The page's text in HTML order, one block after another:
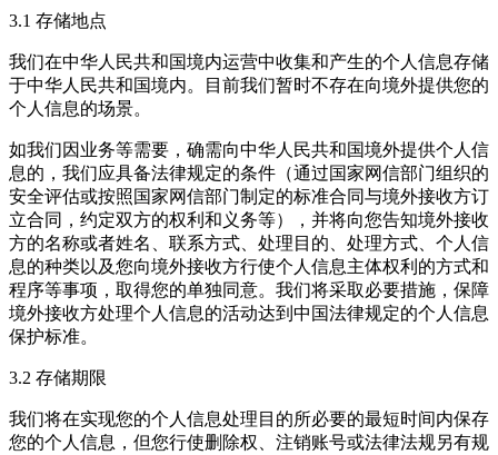
3.1 存储地点
我们在中华人民共和国境内运营中收集和产生的个人信息存储
于中华人民共和国境内。目前我们暂时不存在向境外提供您的
个人信息的场景。
如我们因业务等需要，确需向中华人民共和国境外提供个人信
息的，我们应具备法律规定的条件（通过国家网信部门组织的
安全评估或按照国家网信部门制定的标准合同与境外接收方订
立合同，约定双方的权利和义务等），并将向您告知境外接收
方的名称或者姓名、联系方式、处理目的、处理方式、个人信
息的种类以及您向境外接收方行使个人信息主体权利的方式和
程序等事项，取得您的单独同意。我们将采取必要措施，保障
境外接收方处理个人信息的活动达到中国法律规定的个人信息
保护标准。
3.2 存储期限
我们将在实现您的个人信息处理目的所必要的最短时间内保存
您的个人信息，但您行使删除权、注销账号或法律法规另有规